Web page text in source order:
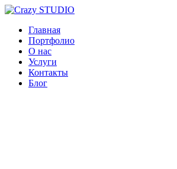
Главная
Портфолио
О нас
Услуги
Контакты
Блог